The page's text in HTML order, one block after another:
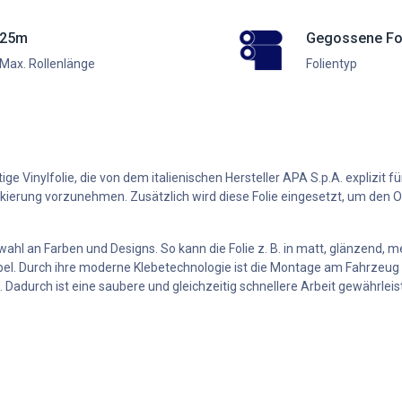
25m
Max. Rollenlänge
Gegossene
Folientyp
Vinylfolie, die von dem italienischen Hersteller APA S.p.A.
vorzunehmen. Zusätzlich wird diese Folie eingesetzt, um den
an Farben und Designs. So kann die Folie z. B. in matt,
Durch ihre moderne Klebetechnologie ist die Montage am
ist eine saubere und gleichzeitig schnellere Arbeit